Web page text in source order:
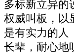
多标新立异的
权威叫板，以
是有实力的人
长辈，耐心地